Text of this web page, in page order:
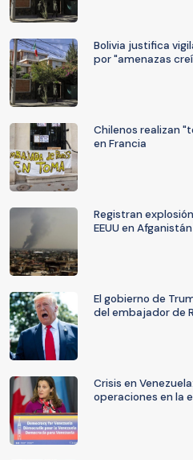
Bolivia justifica
por "amenazas
Chilenos realizan
en Francia
Registran
EEUU en Afganistán
El gobierno de
del embajador de
Crisis en
operaciones en la